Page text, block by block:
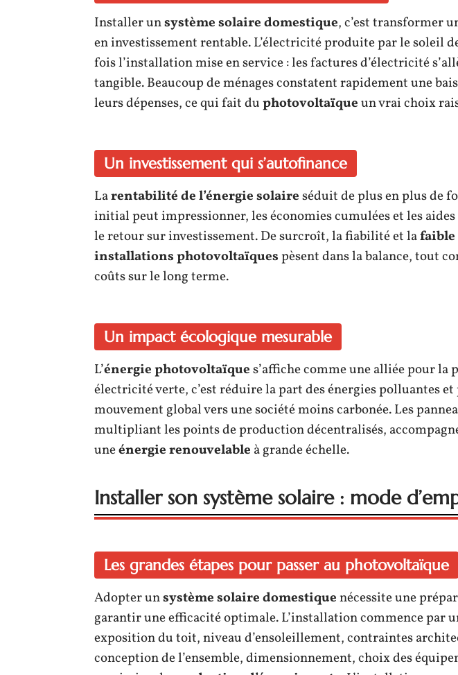
Installer unsystème solaire domestique, c’est transformer
en investissement rentable. L’électricité produite par le soleil
fois l’installation mise en service : les factures d’électricité
tangible. Beaucoup de ménages constatent rapidement une
leurs dépenses, ce qui fait duphotovoltaïqueun vrai choix
Un investissement qui s’autofinance
Larentabilité de l’énergie solaireséduit de plus en plus de
initial peut impressionner, les économies cumulées et les
le retour sur investissement. De surcroît, la fiabilité et lafaible
installations photovoltaïquespèsent dans la balance, tout
coûts sur le long terme.
Un impact écologique mesurable
L’énergie photovoltaïques’affiche comme une alliée pour la
électricité verte, c’est réduire la part des énergies polluantes
mouvement global vers une société moins carbonée. Les
multipliant les points de production décentralisés,
uneénergie renouvelable à grande échelle.
Installer son système solaire : mode
Les grandes étapes pour passer au photovoltaïque
Adopter unsystème solaire domestiquenécessite une
garantir une efficacité optimale. L’installation commence par
exposition du toit, niveau d’ensoleillement, contraintes
conception de l’ensemble, dimensionnement, choix des